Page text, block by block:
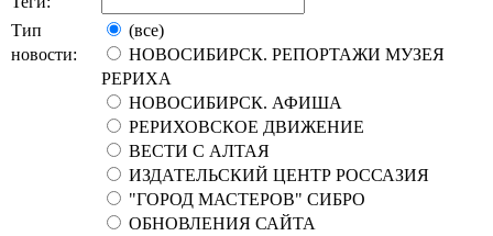
Тип
новости:
(все)
НОВОСИБИРСК. РЕПОРТАЖИ МУЗЕЯ
РЕРИХА
НОВОСИБИРСК. АФИША
РЕРИХОВСКОЕ ДВИЖЕНИЕ
ВЕСТИ С АЛТАЯ
ИЗДАТЕЛЬСКИЙ ЦЕНТР РОССАЗИЯ
"ГОРОД МАСТЕРОВ" СИБРО
ОБНОВЛЕНИЯ САЙТА